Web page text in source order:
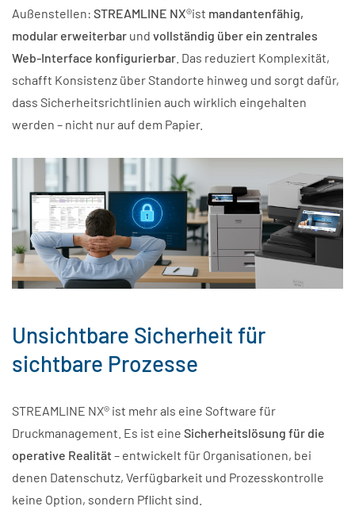
Außenstellen: STREAMLINE NX®ist mandantenfähig,
modular erweiterbar und vollständig über ein zentrales
Web-Interface konfigurierbar . Das reduziert Komplexität,
schafft Konsistenz über Standorte hinweg und sorgt dafür,
dass Sicherheitsrichtlinien auch wirklich eingehalten
werden – nicht nur auf dem Papier.
Unsichtbare Sicherheit für
sichtbare Prozesse
STREAMLINE NX® ist mehr als eine Software für
Druckmanagement. Es ist eine Sicherheitslösung für die
operative Realität– entwickelt für Organisationen, bei
denen Datenschutz, Verfügbarkeit und Prozesskontrolle
keine Option, sondern Pflicht sind.